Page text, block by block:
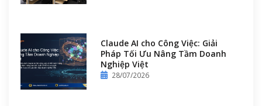
Claude AI cho Công Việc: Giải
Pháp Tối Ưu Nâng Tầm Doanh
Nghiệp Việt
28/07/2026